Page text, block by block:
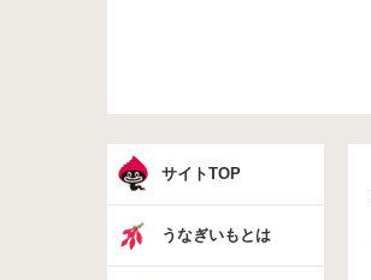
サイトTOP
うなぎいもとは